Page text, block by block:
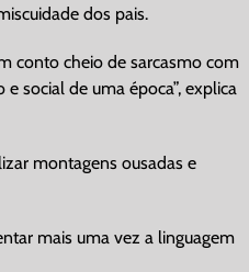
dos pais.
conto cheio de sarcasmo com
social de uma época”, explica
montagens ousadas e
mais uma vez a linguagem